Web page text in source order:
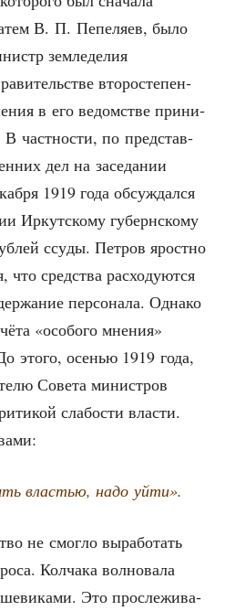
В. П. Пепе­ля­ев, было
зем­ле­де­лия
вто­ро­сте­пен­
в его ведом­стве при­ни­
В част­но­сти, по пред­став­
дел на засе­да­нии
1919 года обсуж­дал­ся
Иркут­ско­му губерн­ско­му
ссу­ды. Пет­ров ярост­но
что сред­ства рас­хо­ду­ют­ся
пер­со­на­ла. Одна­ко
«осо­бо­го мне­ния»
это­го, осе­нью 1919 года,
Сове­та мини­стров
сла­бо­сти вла­сти.
вла­стью, надо уйти».
не смог­ло выра­бо­тать
Кол­ча­ка вол­но­ва­ла
Это про­сле­жи­ва­